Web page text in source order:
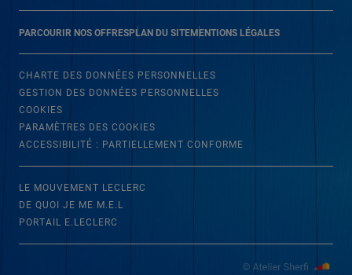
PARCOURIR NOS OFFRESPLAN DU SITEMENTIONS LÉGALES
CHARTE DES DONNÉES PERSONNELLES
GESTION DES DONNÉES PERSONNELLES
COOKIES
PARAMÈTRES DES COOKIES
ACCESSIBILITÉ : PARTIELLEMENT CONFORME
LE MOUVEMENT LECLERC
DE QUOI JE ME M.E.L
PORTAIL E.LECLERC